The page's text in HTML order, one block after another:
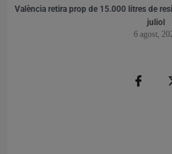
València retira prop de 15.000 litres de
juliol
6 agost,